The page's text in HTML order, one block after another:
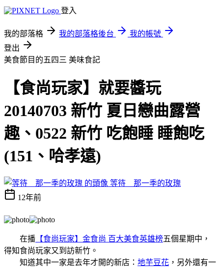
登入
我的部落格 我的部落格後台
我的帳號
登出
美食節目的五四三 美味食記
【食尚玩家】就要醬玩
20140703 新竹 夏日戀曲露營
趣、0522 新竹 吃飽睡 睡飽吃
(151、哈孝遠)
等待 那一季的玫瑰
12年前
在播 【食尚玩家】金食尚 百大美食英雄榜五個星期中，
得知食尚玩家又到訪新竹。
知道其中一家是去年才開的新店： 地芋豆花 ，另外還有一